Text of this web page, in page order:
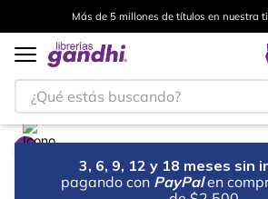
Más de 5 millones de títulos en nuestra
¿Qué estás buscando?
3, 6, 9, 12 y 18 meses sin
pagando con PayPal en